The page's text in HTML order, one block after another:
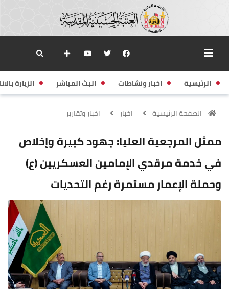
الرئيسية اخبار ونشاطات البث المباشر الزيارة
الصفحة الرئيسية اخبار اخبار وتقارير
ممثل المرجعية العليا: جهود كبيرة وإخلاص
في خدمة مرقدي الإمامين العسكريين (ع)
وحملة الإعمار مستمرة رغم التحديات